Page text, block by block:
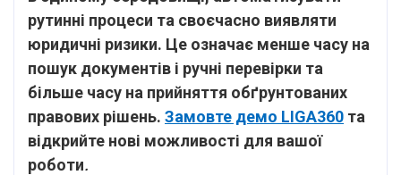
рутинні процеси та своєчасно виявляти
юридичні ризики. Це означає менше часу на
пошук документів і ручні перевірки та
більше часу на прийняття обґрунтованих
правових рішень. Замовте демо LIGA360 та
відкрийте нові можливості для вашої
роботи.